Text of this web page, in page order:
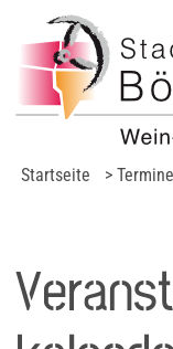
Startseite > Termine